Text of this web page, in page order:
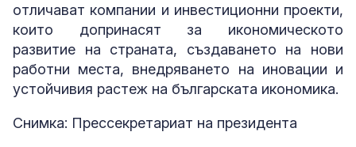
отличават компании и инвестиционни проекти,
които допринасят за икономическото
развитие на страната, създаването на нови
работни места, внедряването на иновации и
устойчивия растеж на българската икономика.
Снимка: Прессекретариат на президента